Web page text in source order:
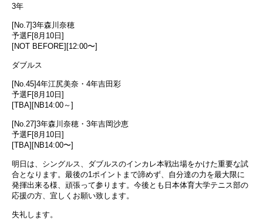
3年
[No.7]3年森川奈穂
予選F[8月10日]
[NOT BEFORE][12:00〜]
ダブルス
[No.45]4年江尻美奈・4年吉田彩
予選F[8月10日]
[TBA][NB14:00～]
[No.27]3年森川奈穂・3年吉岡沙恵
予選F[8月10日]
[TBA][NB14:00〜]
明日は、シングルス、ダブルスのインカレ本戦出場をかけた重要な試
合となります。最後の1ポイントまで諦めず、自分達の力を最大限に
発揮出来る様、頑張って参ります。今後とも日本体育大学テニス部の
応援の方、宜しくお願い致します。
失礼します。